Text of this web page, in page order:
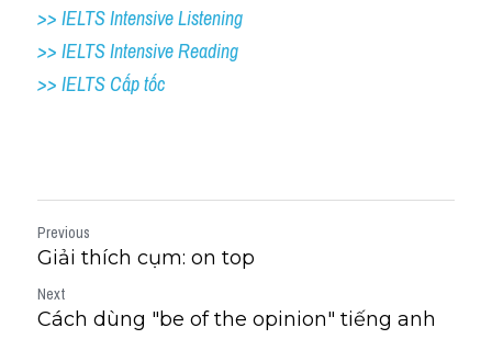
>> IELTS Intensive Listening
>> IELTS Intensive Reading
>> IELTS Cấp tốc
Previous
Giải thích cụm: on top
Next
Cách dùng "be of the opinion" tiếng anh